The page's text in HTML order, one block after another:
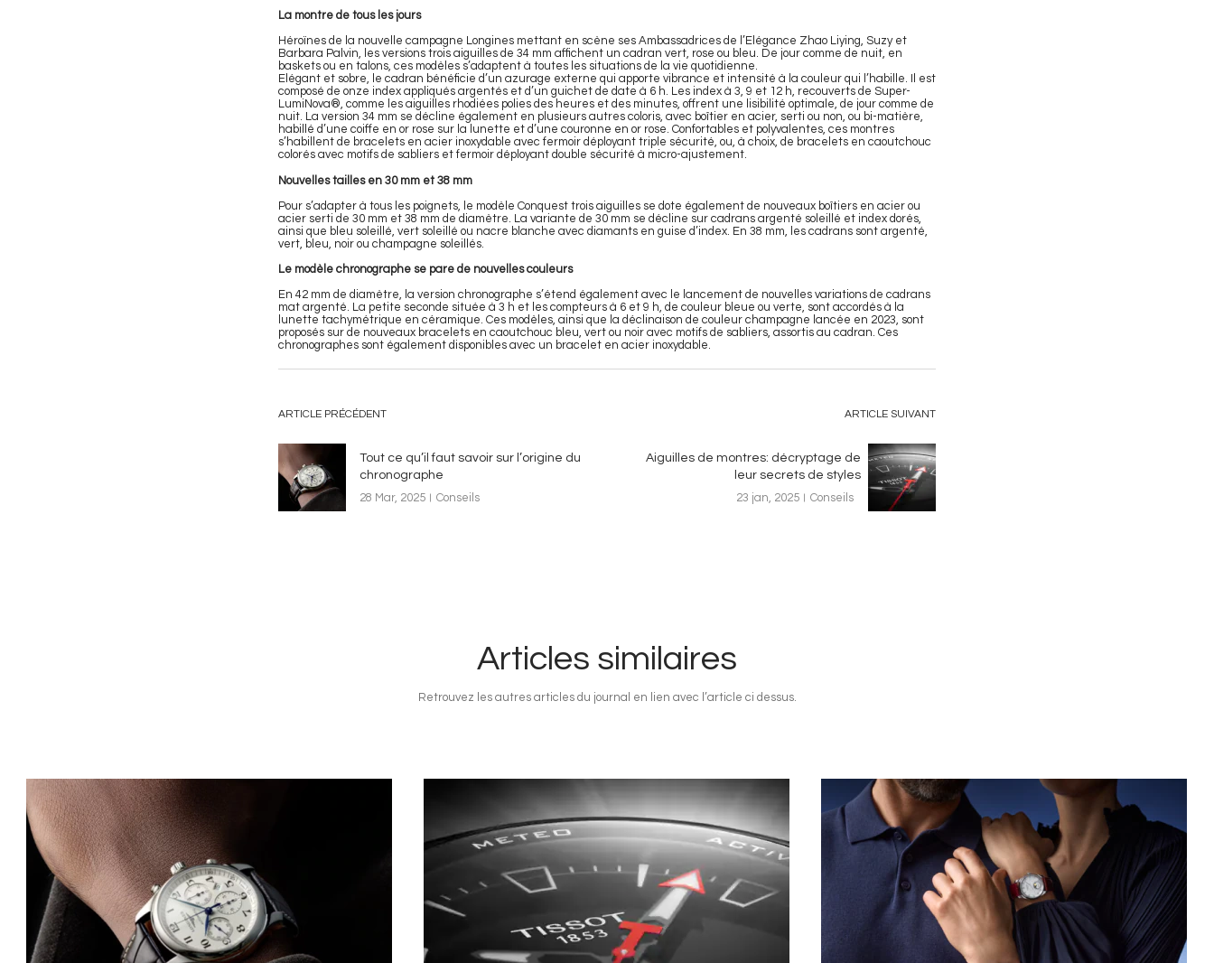
La montre de tous les jours
Héroïnes de la nouvelle campagne Longines mettant en scène ses Ambassadrices de l’Elégance Zhao Liying, Suzy et
Barbara Palvin, les versions trois aiguilles de 34 mm affichent un cadran vert, rose ou bleu. De jour comme de nuit, en
baskets ou en talons, ces modèles s’adaptent à toutes les situations de la vie quotidienne.
Elégant et sobre, le cadran bénéficie d’un azurage externe qui apporte vibrance et intensité à la couleur qui l’habille. Il est
composé de onze index appliqués argentés et d’un guichet de date à 6 h. Les index à 3, 9 et 12 h, recouverts de Super-
LumiNova®, comme les aiguilles rhodiées polies des heures et des minutes, offrent une lisibilité optimale, de jour comme de
nuit. La version 34 mm se décline également en plusieurs autres coloris, avec boîtier en acier, serti ou non, ou bi-matière,
habillé d’une coiffe en or rose sur la lunette et d’une couronne en or rose. Confortables et polyvalentes, ces montres
s’habillent de bracelets en acier inoxydable avec fermoir déployant triple sécurité, ou, à choix, de bracelets en caoutchouc
colorés avec motifs de sabliers et fermoir déployant double sécurité à micro-ajustement.
Nouvelles tailles en 30 mm et 38 mm
Pour s’adapter à tous les poignets, le modèle Conquest trois aiguilles se dote également de nouveaux boîtiers en acier ou
acier serti de 30 mm et 38 mm de diamètre. La variante de 30 mm se décline sur cadrans argenté soleillé et index dorés,
ainsi que bleu soleillé, vert soleillé ou nacre blanche avec diamants en guise d’index. En 38 mm, les cadrans sont argenté,
vert, bleu, noir ou champagne soleillés.
Le modèle chronographe se pare de nouvelles couleurs
En 42 mm de diamètre, la version chronographe s’étend également avec le lancement de nouvelles variations de cadrans
mat argenté. La petite seconde située à 3 h et les compteurs à 6 et 9 h, de couleur bleue ou verte, sont accordés à la
lunette tachymétrique en céramique. Ces modèles, ainsi que la déclinaison de couleur champagne lancée en 2023, sont
proposés sur de nouveaux bracelets en caoutchouc bleu, vert ou noir avec motifs de sabliers, assortis au cadran. Ces
chronographes sont également disponibles avec un bracelet en acier inoxydable.
ARTICLE PRÉCÉDENT
Tout ce qu’il faut savoir sur l’origine du
chronographe
28 Mar, 2025
Conseils
ARTICLE SUIVANT
Aiguilles de montres: décryptage de
leur secrets de styles
23 jan, 2025
Conseils
Articles similaires
Retrouvez les autres articles du journal en lien avec l’article ci dessus.
Image